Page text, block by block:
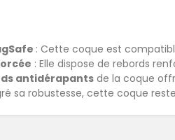
: Cette coque est
: Elle dispose de rebords
antidérapants de la coque
sa robustesse, cette coque